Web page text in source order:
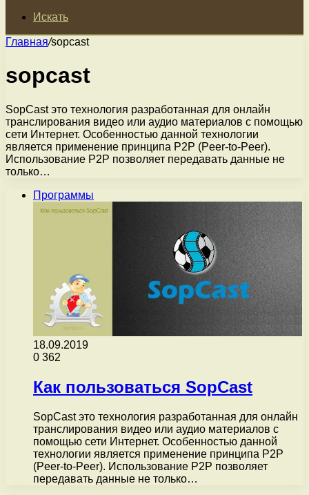
Искать
Главная/sopcast
sopcast
SopCast это технология разработанная для онлайн
транслирования видео или аудио материалов с помощью
сети Интернет. Особенностью данной технологии
является применение принципа P2P (Peer-to-Peer).
Использование P2P позволяет передавать данные не
только…
Программы
18.09.2019
0 362
Как пользоваться SopCast
SopCast это технология разработанная для онлайн
транслирования видео или аудио материалов с
помощью сети Интернет. Особенностью данной
технологии является применение принципа P2P
(Peer-to-Peer). Использование P2P позволяет
передавать данные не только…